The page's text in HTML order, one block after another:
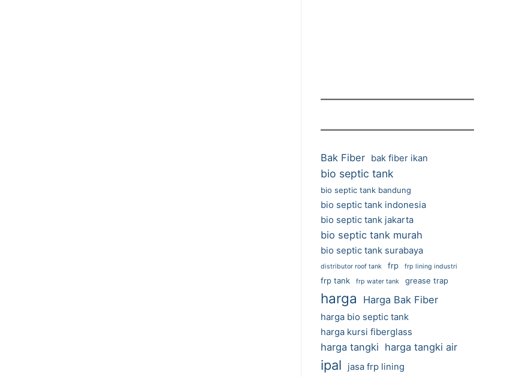
Bak Fiber bak fiber ikan
bio septic tank
bio septic tank bandung
bio septic tank indonesia
bio septic tank jakarta
bio septic tank murah
bio septic tank surabaya
distributor roof tank frp frp lining industri
frp tank frp water tank grease trap
harga Harga Bak Fiber
harga bio septic tank
harga kursi fiberglass
harga tangki harga tangki air
ipal jasa frp lining